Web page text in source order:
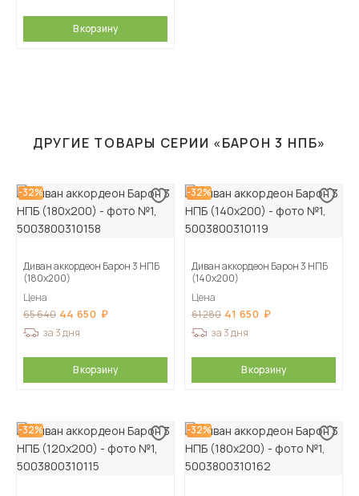
В корзину
ДРУГИЕ ТОВАРЫ СЕРИИ «БАРОН 3 НПБ»
-32%
Диван аккордеон Барон 3 НПБ
(180х200)
Цена
65 640 44 650
за 3 дня
В корзину
-32%
Диван аккордеон Барон 3 НПБ
(140х200)
Цена
61 280 41 650
за 3 дня
В корзину
-32% -32%